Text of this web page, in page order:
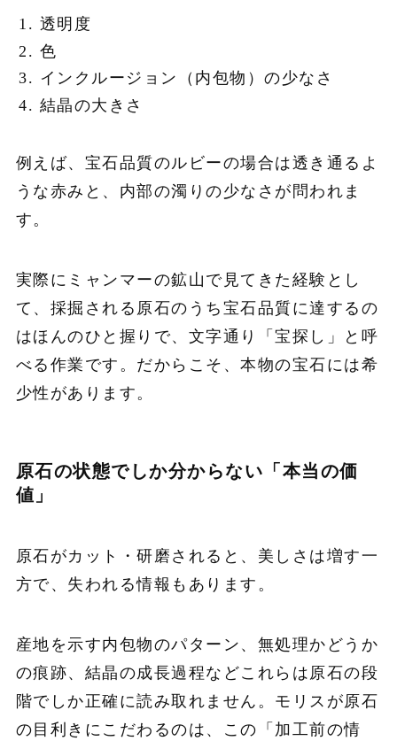
透明度
色
インクルージョン（内包物）の少なさ
結晶の大きさ
例えば、宝石品質のルビーの場合は透き通るよ
うな赤みと、内部の濁りの少なさが問われま
す。
実際にミャンマーの鉱山で見てきた経験とし
て、採掘される原石のうち宝石品質に達するの
はほんのひと握りで、文字通り「宝探し」と呼
べる作業です。だからこそ、本物の宝石には希
少性があります。
原石の状態でしか分からない「本当の価
値」
原石がカット・研磨されると、美しさは増す一
方で、失われる情報もあります。
産地を示す内包物のパターン、無処理かどうか
の痕跡、結晶の成長過程などこれらは原石の段
階でしか正確に読み取れません。モリスが原石
の目利きにこだわるのは、この「加工前の情